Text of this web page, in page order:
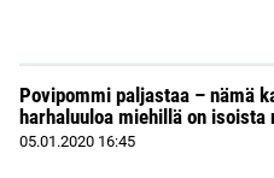
Povipommi paljastaa – nämä
harhaluuloa miehillä on isoista
05.01.2020 16:45